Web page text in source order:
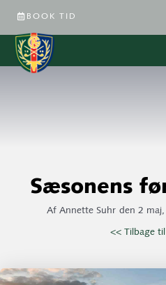
BOOK TID
Sæsonens
AfAnnette Suhr den 2
<< Tilbage